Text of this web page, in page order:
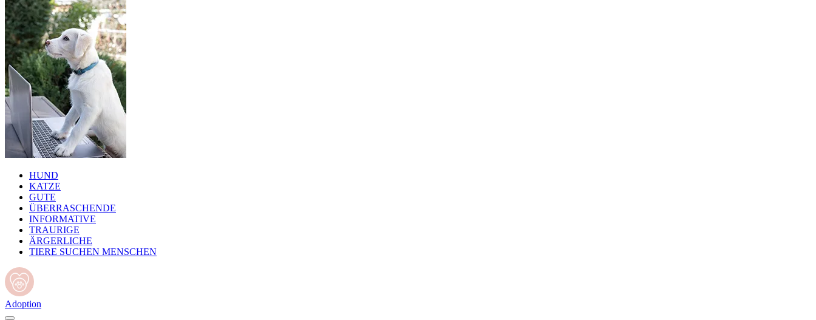
HUND
KATZE
GUTE
ÜBERRASCHENDE
INFORMATIVE
TRAURIGE
ÄRGERLICHE
TIERE SUCHEN MENSCHEN
Adoption